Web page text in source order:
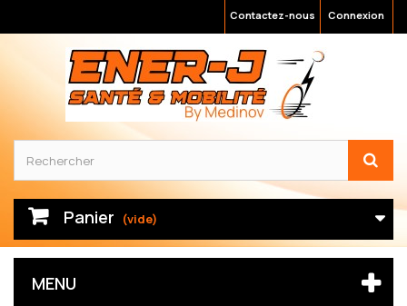
Connexion
Contactez-nous
Panier (vide)
MENU